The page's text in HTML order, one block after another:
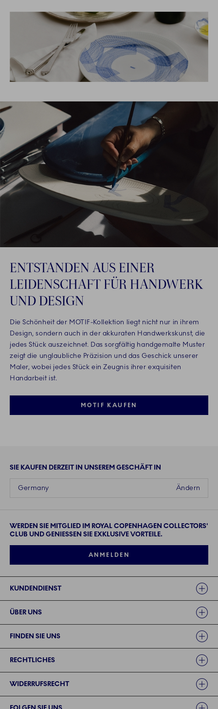
ENTSTANDEN AUS EINER
LEIDENSCHAFT FÜR HANDWERK
UND DESIGN
Die Schönheit der MOTIF-Kollektion liegt nicht nur in ihrem
Design, sondern auch in der akkuraten Handwerkskunst, die
jedes Stück auszeichnet. Das sorgfältig handgemalte Muster
zeigt die unglaubliche Präzision und das Geschick unserer
Maler, wobei jedes Stück ein Zeugnis ihrer exquisiten
Handarbeit ist.
MOTIF KAUFEN
SIE KAUFEN DERZEIT IN UNSEREM GESCHÄFT IN
Ändern
Germany
WERDEN SIE MITGLIED IM ROYAL COPENHAGEN COLLECTORS'
CLUB UND GENIESSEN SIE EXKLUSIVE VORTEILE.
ANMELDEN
KUNDENDIENST
ÜBER UNS
FINDEN SIE UNS
RECHTLICHES
WIDERRUFSRECHT